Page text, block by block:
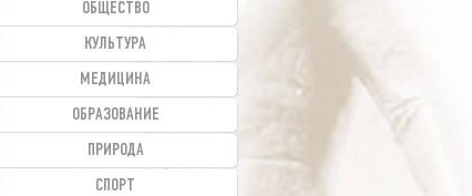
ОБЩЕСТВО
КУЛЬТУРА
МЕДИЦИНА
ОБРАЗОВАНИЕ
ПРИРОДА
СПОРТ